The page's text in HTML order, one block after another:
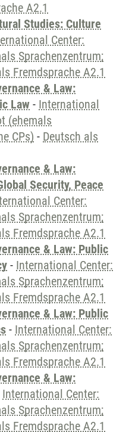
A2.1
Studies: Culture
Center:
Sprachenzentrum;
Fremdsprache A2.1
& Law:
Law - International
(ehemals
CPs) - Deutsch als
& Law:
Security, Peace
Center:
Sprachenzentrum;
Fremdsprache A2.1
& Law: Public
- International Center:
Sprachenzentrum;
Fremdsprache A2.1
& Law: Public
- International Center:
Sprachenzentrum;
Fremdsprache A2.1
& Law:
International Center:
Sprachenzentrum;
Fremdsprache A2.1